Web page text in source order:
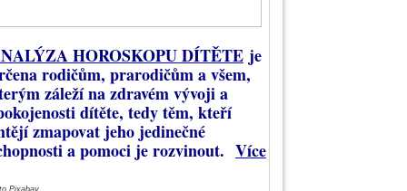
HOROSKOPU DÍTĚTE je
rodičům, prarodičům a všem,
záleží na zdravém vývoji a
dítěte, tedy těm, kteří
zmapovat jeho jedinečné
a pomoci je rozvinout. Více
Pixabay